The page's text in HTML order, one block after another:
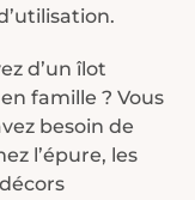
d’un îlot
famille ? Vous
besoin de
l’épure, les